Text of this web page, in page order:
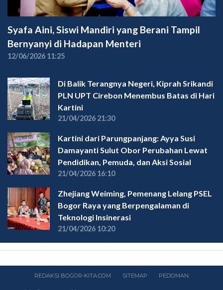
Syafa Aini, Siswi Mandiri yang Berani Tampil
Bernyanyi di Hadapan Menteri
12/06/2026 11:25
Di Balik Terangnya Negeri, Kiprah Srikandi
PLN UPT Cirebon Menembus Batas di Hari
Kartini
21/04/2026 21:30
Kartini dari Parungpanjang: Ayya Susi
Damayanti Sulut Obor Perubahan Lewat
Pendidikan, Pemuda, dan Aksi Sosial
21/04/2026 16:10
Zhejiang Weiming, Pemenang Lelang PSEL
Bogor Raya yang Berpengalaman di
Teknologi Insinerasi
21/04/2026 10:20
REDAKSI BOGOR-KITA.COM SITEMAP PEDOMAN